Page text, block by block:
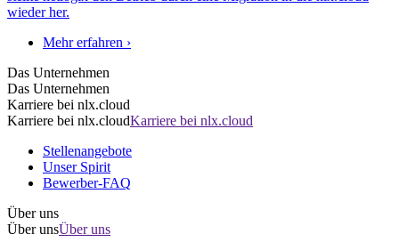
wieder her.
Mehr erfahren ›
Das Unternehmen
Das Unternehmen
Karriere bei nlx.cloud
Karriere bei nlx.cloudKarriere bei nlx.cloud
Stellenangebote
Unser Spirit
Bewerber-FAQ
Über uns
Über unsÜber uns